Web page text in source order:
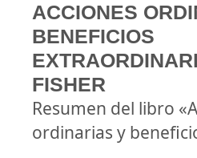
ACCIONES
BENEFICIOS
FISHER
Resumen del libro
ordinarias y